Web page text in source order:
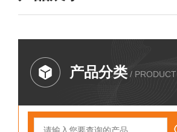
产品分类 / PRODUCT